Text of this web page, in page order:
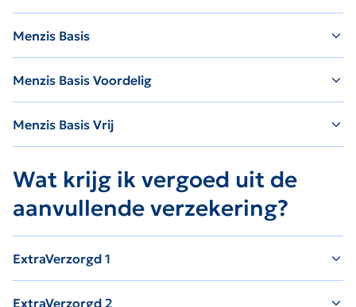
Menzis Basis
Menzis Basis Voordelig
Menzis Basis Vrij
Wat krijg ik vergoed uit de
aanvullende verzekering?
ExtraVerzorgd 1
ExtraVerzorgd 2